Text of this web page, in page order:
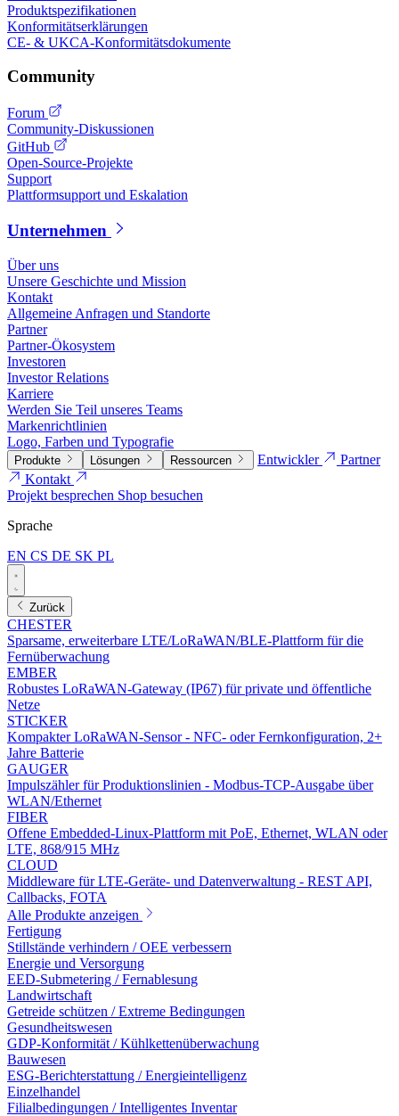
Produktspezifikationen
Konformitätserklärungen
CE- & UKCA-Konformitätsdokumente
Community
Forum
Community-Diskussionen
GitHub
Open-Source-Projekte
Support
Plattformsupport und Eskalation
Unternehmen
Über uns
Unsere Geschichte und Mission
Kontakt
Allgemeine Anfragen und Standorte
Partner
Partner-Ökosystem
Investoren
Investor Relations
Karriere
Werden Sie Teil unseres Teams
Markenrichtlinien
Logo, Farben und Typografie
Produkte Lösungen Ressourcen Entwickler
Partner
Kontakt
Projekt besprechen Shop besuchen
Sprache
EN CS DE SK PL
Zurück
CHESTER
Sparsame, erweiterbare LTE/LoRaWAN/BLE-Plattform für die
Fernüberwachung
EMBER
Robustes LoRaWAN-Gateway (IP67) für private und öffentliche
Netze
STICKER
Kompakter LoRaWAN-Sensor - NFC- oder Fernkonfiguration, 2+
Jahre Batterie
GAUGER
Impulszähler für Produktionslinien - Modbus-TCP-Ausgabe über
WLAN/Ethernet
FIBER
Offene Embedded-Linux-Plattform mit PoE, Ethernet, WLAN oder
LTE, 868/915 MHz
CLOUD
Middleware für LTE-Geräte- und Datenverwaltung - REST API,
Callbacks, FOTA
Alle Produkte anzeigen
Fertigung
Stillstände verhindern / OEE verbessern
Energie und Versorgung
EED-Submetering / Fernablesung
Landwirtschaft
Getreide schützen / Extreme Bedingungen
Gesundheitswesen
GDP-Konformität / Kühlkettenüberwachung
Bauwesen
ESG-Berichterstattung / Energieintelligenz
Einzelhandel
Filialbedingungen / Intelligentes Inventar